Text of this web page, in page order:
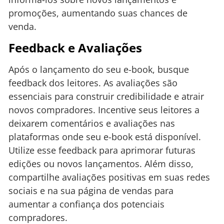
promoções, aumentando suas chances de
venda.
Feedback e Avaliações
Após o lançamento do seu e-book, busque
feedback dos leitores. As avaliações são
essenciais para construir credibilidade e atrair
novos compradores. Incentive seus leitores a
deixarem comentários e avaliações nas
plataformas onde seu e-book está disponível.
Utilize esse feedback para aprimorar futuras
edições ou novos lançamentos. Além disso,
compartilhe avaliações positivas em suas redes
sociais e na sua página de vendas para
aumentar a confiança dos potenciais
compradores.